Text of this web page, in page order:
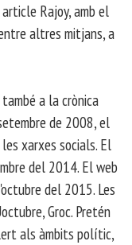
Rajoy, amb el
altres mitjans, a
a la crònica
de 2008, el
xarxes socials. El
del 2014. El web
del 2015. Les
Groc. Pretén
als àmbits polític,